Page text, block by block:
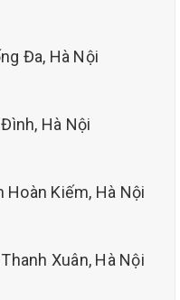
Đa, Hà Nội
Hà Nội
Hoàn Kiếm, Hà Nội
Xuân, Hà Nội